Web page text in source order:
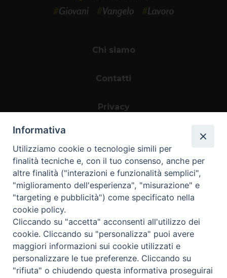
Chi siamo
Contatti
Privacy
Area riservata
Informazioni legali | Tutela della Privacy |
WhistleblowingCopyright ©2024 Progetto
Informativa
Utilizziamo cookie o tecnologie simili per
finalità tecniche e, con il tuo consenso, anche per
altre finalità ("interazioni e funzionalità semplici",
"miglioramento dell'esperienza", "misurazione" e
"targeting e pubblicità") come specificato nella
cookie policy.
Cliccando su "accetta" acconsenti all'utilizzo dei
cookie. Cliccando su "personalizza" puoi avere
maggiori informazioni sui cookie utilizzati e
personalizzare le tue preferenze. Cliccando su
"rifiuta" o chiudendo questa informativa proseguirai